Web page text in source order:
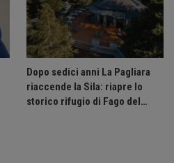
Dopo sedici anni La Pagliara
riaccende la Sila: riapre lo
storico rifugio di Fago del…